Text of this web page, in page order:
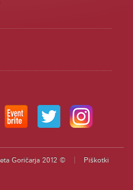
Goričarja 2012 © Piškotki